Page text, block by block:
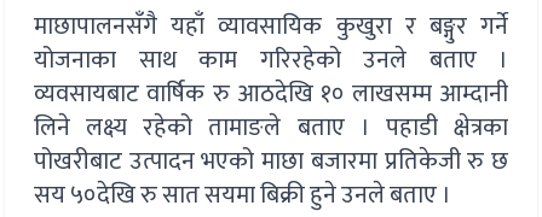
माछापालनसँगै यहाँ व्यावसायिक कुखुरा र बङ्गुर गर्ने
योजनाका साथ काम गरिरहेको उनले बताए ।
व्यवसायबाट वार्षिक रु आठदेखि १० लाखसम्म आम्दानी
लिने लक्ष्य रहेको तामाङले बताए । पहाडी क्षेत्रका
पोखरीबाट उत्पादन भएको माछा बजारमा प्रतिकेजी रु छ
सय ५०देखि रु सात सयमा बिक्री हुने उनले बताए ।